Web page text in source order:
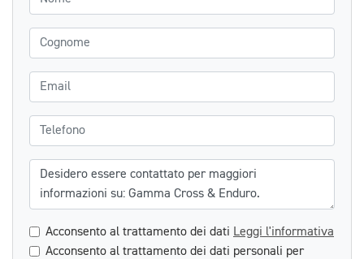
Cognome
Email
Telefono
Messaggio
Acconsento al trattamento dei dati Leggi l'informativa
Acconsento al trattamento dei dati personali per